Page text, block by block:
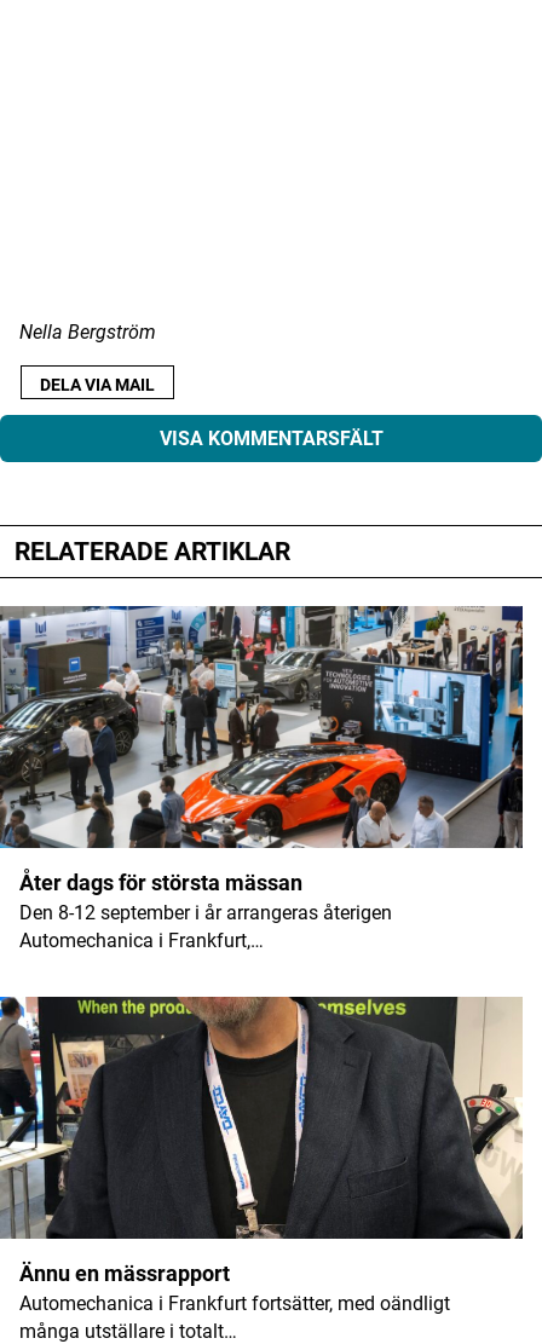
Nella Bergström
DELA VIA MAIL
VISA KOMMENTARSFÄLT
Din e-postadress kommer inte publiceras.
Obligatoriska fält är märkta*
Kommentar*
Namn*
E-postadress*
RELATERADE ARTIKLAR
Åter dags för största mässan
Den 8-12 september i år arrangeras återigen
Automechanica i Frankfurt,…
Ännu en mässrapport
Automechanica i Frankfurt fortsätter, med oändligt
många utställare i totalt…